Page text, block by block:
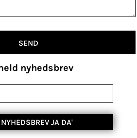
SEND
nyhedsbrev
NYHEDSBREV JA DA'